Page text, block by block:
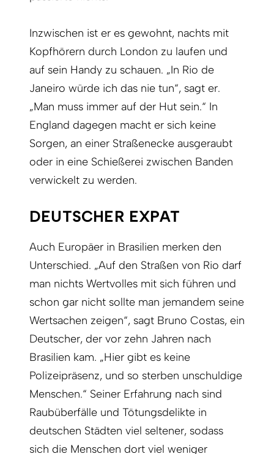
Inzwischen ist er es gewohnt, nachts mit
Kopfhörern durch London zu laufen und
auf sein Handy zu schauen. „In Rio de
Janeiro würde ich das nie tun“, sagt er.
„Man muss immer auf der Hut sein.“ In
England dagegen macht er sich keine
Sorgen, an einer Straßenecke ausgeraubt
oder in eine Schießerei zwischen Banden
verwickelt zu werden.
DEUTSCHER EXPAT
Auch Europäer in Brasilien merken den
Unterschied. „Auf den Straßen von Rio darf
man nichts Wertvolles mit sich führen und
schon gar nicht sollte man jemandem seine
Wertsachen zeigen“, sagt Bruno Costas, ein
Deutscher, der vor zehn Jahren nach
Brasilien kam. „Hier gibt es keine
Polizeipräsenz, und so sterben unschuldige
Menschen.“ Seiner Erfahrung nach sind
Raubüberfälle und Tötungsdelikte in
deutschen Städten viel seltener, sodass
sich die Menschen dort viel weniger